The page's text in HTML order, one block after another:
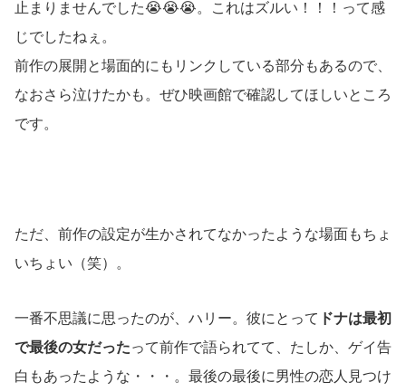
止まりませんでした😭😭😭。これはズルい！！！って感
じでしたねぇ。
前作の展開と場面的にもリンクしている部分もあるので、
なおさら泣けたかも。ぜひ映画館で確認してほしいところ
です。
ただ、前作の設定が生かされてなかったような場面もちょ
いちょい（笑）。
一番不思議に思ったのが、ハリー。彼にとって ドナは最初
で最後の女だったって前作で語られてて、たしか、ゲイ告
白もあったような・・・。最後の最後に男性の恋人見つけ